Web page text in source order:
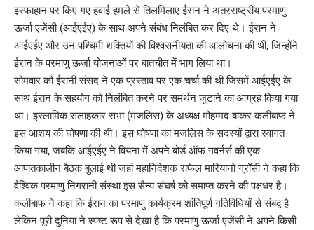
इस्फाहान पर किए गए हवाई हमले से तिलमिलाए ईरान ने अंतरराष्ट्रीय परमाणु
ऊर्जा एजेंसी (आईएईए) के साथ अपने संबंध निलंबित कर दिए थे। ईरान ने
आईएईए और उन पश्चिमी शक्तियों की विश्वसनीयता की आलोचना की थी, जिन्होंने
ईरान के परमाणु ऊर्जा योजनाओं पर बातचीत में भाग लिया था।
सोमवार को ईरानी संसद ने एक प्रस्ताव पर एक चर्चा की थी जिसमें आईएईए के
साथ ईरान के सहयोग को निलंबित करने पर समर्थन जुटाने का आग्रह किया गया
था। इस्लामिक सलाहकार सभा (मजलिस) के अध्यक्ष मोहम्मद बाकर कलीबाफ ने
इस आशय की घोषणा की थी। इस घोषणा का मजलिस के सदस्यों द्वारा स्वागत
किया गया, जबकि आईएईए ने वियना में अपने बोर्ड ऑफ गवर्नर्स की एक
आपातकालीन बैठक बुलाई थी जहां महानिदेशक राफेल मारियानो ग्रॉसी ने कहा कि
वैश्विक परमाणु निगरानी संस्था इस सैन्य संघर्ष को समाप्त करने की पक्षधर है।
कलीबाफ ने कहा कि ईरान का परमाणु कार्यक्रम शांतिपूर्ण गतिविधियों से संबद्व है
लेकिन पूरी दुनिया ने स्पष्ट रूप से देखा है कि परमाणु ऊर्जा एजेंसी ने अपने किसी